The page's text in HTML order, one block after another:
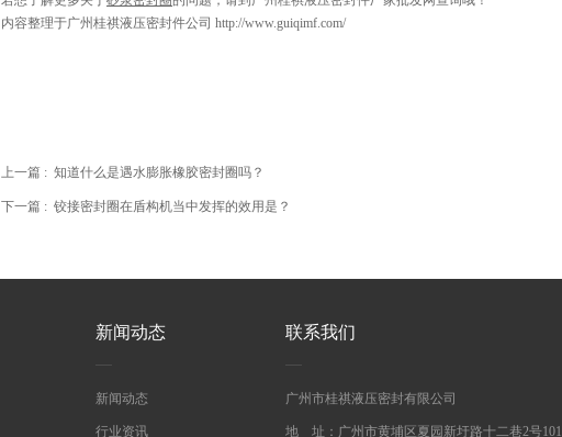
内容整理于广州桂祺液压密封件公司 http://www.guiqimf.com/
上一篇 : 知道什么是遇水膨胀橡胶密封圈吗？
下一篇 : 铰接密封圈在盾构机当中发挥的效用是？
新闻动态
新闻动态
行业资讯
联系我们
广州市桂祺液压密封有限公司
地 址：广州市黄埔区夏园新圩路十二巷2号101